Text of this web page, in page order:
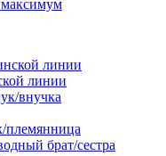
максимум
линии
линии
внучка
племянница
брат/сестра